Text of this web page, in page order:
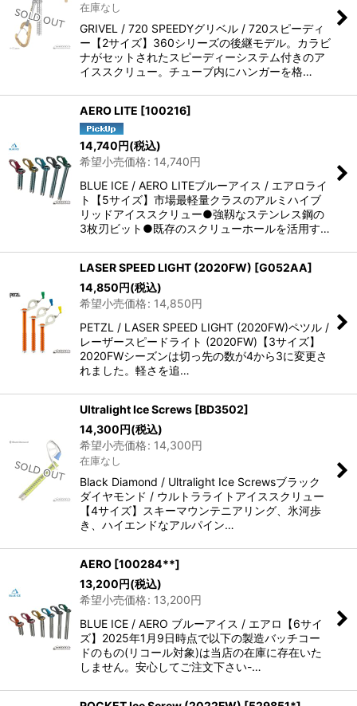
在庫なし
GRIVEL / 720 SPEEDYグリベル / 720スピーディ
ー【2サイズ】360シリーズの後継モデル。カラビ
ナがセットされたスピーディーシステム付きのア
イススクリュー。チューブ内にハンガーを格…
AERO LITE [100216]
14,740円(税込)
希望小売価格: 14,740円
BLUE ICE / AERO LITEブルーアイス / エアロライ
ト【5サイズ】市場最軽量クラスのアルミハイブ
リッドアイススクリュー●強靱なステンレス鋼の
3枚刃ビット●既存のスクリューホールを活用す…
LASER SPEED LIGHT (2020FW) [G052AA]
14,850円(税込)
希望小売価格: 14,850円
PETZL / LASER SPEED LIGHT (2020FW)ペツル /
レーザースピードライト (2020FW)【3サイズ】
2020FWシーズンは切っ先の数が4から3に変更さ
れました。軽さを追…
Ultralight Ice Screws [BD3502]
14,300円(税込)
希望小売価格: 14,300円
在庫なし
Black Diamond / Ultralight Ice Screwsブラック
ダイヤモンド / ウルトラライトアイススクリュー
【4サイズ】スキーマウンテニアリング、氷河歩
き、ハイエンドなアルパイン…
AERO [100284**]
13,200円(税込)
希望小売価格: 13,200円
BLUE ICE / AERO ブルーアイス / エアロ【6サイ
ズ】2025年1月9日時点で以下の製造バッチコー
ドのもの(リコール対象)は当店の在庫に存在いた
しません。安心してご注文下さい-…